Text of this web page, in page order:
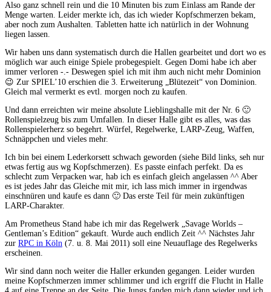
Also ganz schnell rein und die 10 Minuten bis zum Einlass am Rande der
Menge warten. Leider merkte ich, das ich wieder Kopfschmerzen bekam,
aber noch zum Aushalten. Tabletten hatte ich natürlich in der Wohnung
liegen lassen.
Wir haben uns dann systematisch durch die Hallen gearbeitet und dort wo es
möglich war auch einige Spiele probegespielt. Gegen Domi habe ich aber
immer verloren -.- Deswegen spiel ich mit ihm auch nicht mehr Dominion
😉 Zur SPIEL’10 erschien die 3. Erweiterung „Blütezeit“ von Dominion.
Gleich mal vermerkt es evtl. morgen noch zu kaufen.
Und dann erreichten wir meine absolute Lieblingshalle mit der Nr. 6 🙂
Rollenspielzeug bis zum Umfallen. In dieser Halle gibt es alles, was das
Rollenspielerherz so begehrt. Würfel, Regelwerke, LARP-Zeug, Waffen,
Schnäppchen und vieles mehr.
Ich bin bei einem Lederkorsett schwach geworden (siehe Bild links, seh nur
etwas fertig aus wg Kopfschmerzen). Es passte einfach perfekt. Da es
schlecht zum Verpacken war, hab ich es einfach gleich angelassen ^^ Aber
es ist jedes Jahr das Gleiche mit mir, ich lass mich immer in irgendwas
einschnüren und kaufe es dann 🙂 Das erste Teil für mein zukünftigen
LARP-Charakter.
Am Prometheus Stand habe ich mir das Regelwerk „Savage Worlds –
Gentleman’s Edition“ gekauft. Wurde auch endlich Zeit ^^ Nächstes Jahr
zur RPC in Köln (7. u. 8. Mai 2011) soll eine Neuauflage des Regelwerks
erscheinen.
Wir sind dann noch weiter die Haller erkunden gegangen. Leider wurden
meine Kopfschmerzen immer schlimmer und ich ergriff die Flucht in Halle